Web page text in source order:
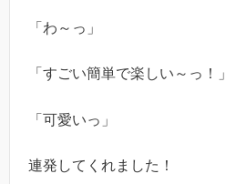
「わ～っ」
「すごい簡単で楽しい～っ！」
「可愛いっ」
連発してくれました！